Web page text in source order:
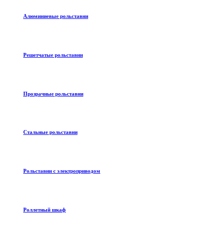
Алюминиевые рольставни
Решетчатые рольставни
Прозрачные рольставни
Стальные рольставни
Рольставни с электроприводом
Роллетный шкаф